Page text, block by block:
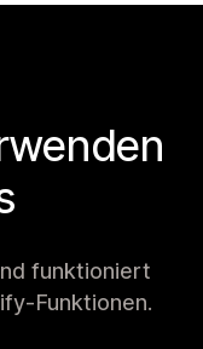
funktioniert
Funktionen.